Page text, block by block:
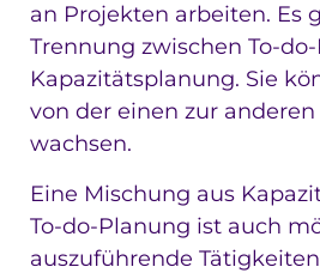
an Projekten arbeiten. Es
Trennung zwischen To-
Kapazitätsplanung. Sie
von der einen zur
wachsen.
Eine Mischung aus
To-do-Planung ist auch
auszuführende